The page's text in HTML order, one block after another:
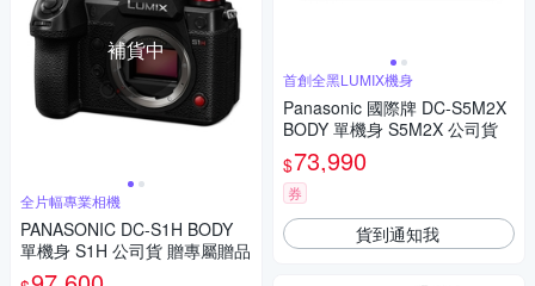
補貨中
全片幅專業相機
PANASONIC DC-S1H BODY
單機身 S1H 公司貨 贈專屬贈品
首創全黑LUMIX機身
Panasonic 國際牌 DC-S5M2X
BODY 單機身 S5M2X 公司貨
$73,990
券
貨到通知我